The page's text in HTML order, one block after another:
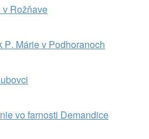
Rožňave
Márie v Podhoranoch
vo farnosti Demandice